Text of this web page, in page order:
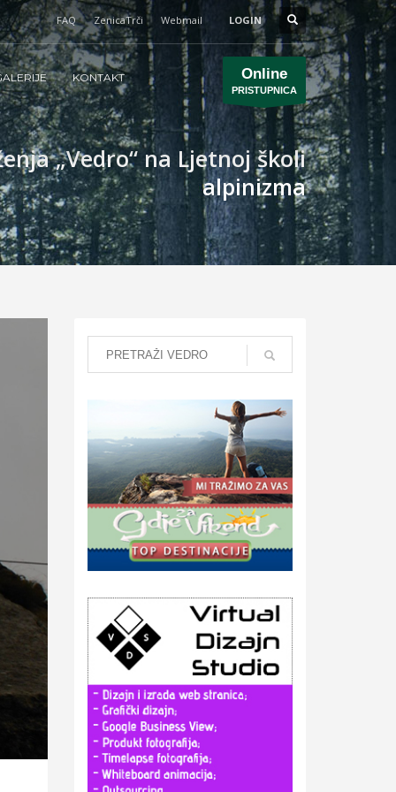
FAQ ZenicaTrči Webmail LOGIN
KONTAKT Online
PRISTUPNICA
„Vedro“ na Ljetnoj školi
alpinizma